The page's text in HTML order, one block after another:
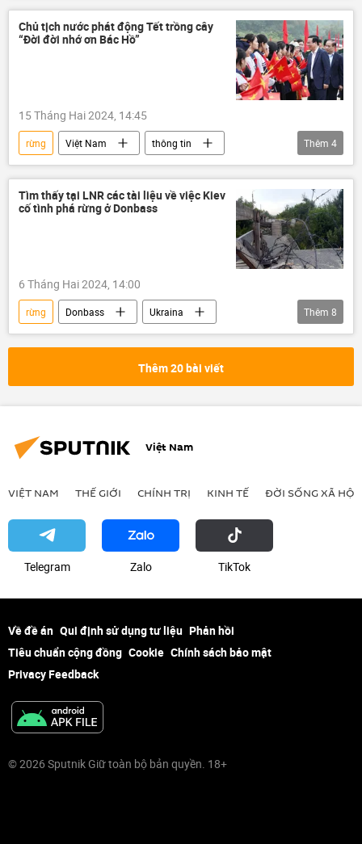
Chủ tịch nước phát động Tết trồng cây
“Đời đời nhớ ơn Bác Hồ”
15 Tháng Hai 2024, 14:45
rừng Việt Nam
thông tin
cây cảnh
Tết
Chủ tịch nước
Võ Văn Thưởng
Thêm 4
Tìm thấy tại LNR các tài liệu về việc Kiev
cố tình phá rừng ở Donbass
6 Tháng Hai 2024, 14:00
rừng Donbass
Ukraina
Cuộc khủng hoảng ở Ukraina
Nga
Sáp nhập DNR, LNR, Zaporozhye và Kherson vào Nga
phá rừng
Thế giới
thiên nhiên
Thêm 8
Thêm 20 bài viết
Việt Nam
VIỆT NAM THẾ GIỚI CHÍNH TRỊ KINH TẾ ĐỜI SỐNG XÃ HỘI
Telegram Zalo ТikТоk
Về đề án Qui định sử dụng tư liệu Phản hồi
Tiêu chuẩn cộng đồng Cookie Chính sách bảo mật
Privacy Feedback
© 2026 Sputnik Giữ toàn bộ bản quyền. 18+